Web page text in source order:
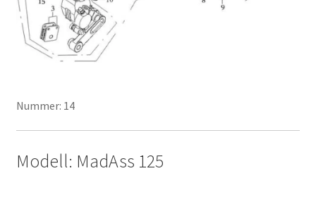
Nummer: 14
Modell: MadAss 125